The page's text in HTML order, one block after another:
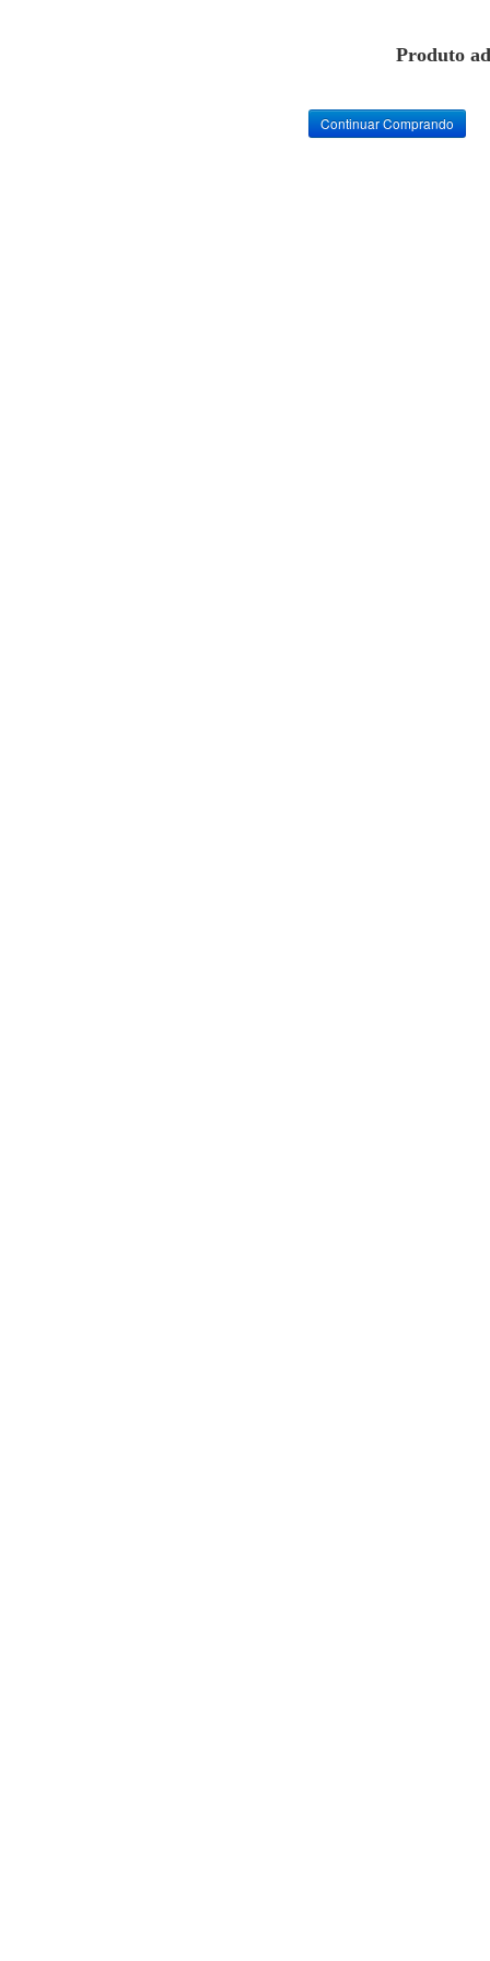
Produto
Continuar Comprando